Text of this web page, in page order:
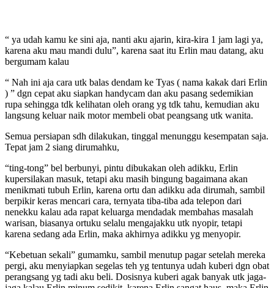
“ ya udah kamu ke sini aja, nanti aku ajarin, kira-kira 1 jam lagi ya,
karena aku mau mandi dulu”, karena saat itu Erlin mau datang, aku
bergumam kalau
“ Nah ini aja cara utk balas dendam ke Tyas ( nama kakak dari Erlin
) ” dgn cepat aku siapkan handycam dan aku pasang sedemikian
rupa sehingga tdk kelihatan oleh orang yg tdk tahu, kemudian aku
langsung keluar naik motor membeli obat peangsang utk wanita.
Semua persiapan sdh dilakukan, tinggal menunggu kesempatan saja.
Tepat jam 2 siang dirumahku,
“ting-tong” bel berbunyi, pintu dibukakan oleh adikku, Erlin
kupersilakan masuk, tetapi aku masih bingung bagaimana akan
menikmati tubuh Erlin, karena ortu dan adikku ada dirumah, sambil
berpikir keras mencari cara, ternyata tiba-tiba ada telepon dari
nenekku kalau ada rapat keluarga mendadak membahas masalah
warisan, biasanya ortuku selalu mengajakku utk nyopir, tetapi
karena sedang ada Erlin, maka akhirnya adikku yg menyopir.
“Kebetuan sekali” gumamku, sambil menutup pagar setelah mereka
pergi, aku menyiapkan segelas teh yg tentunya udah kuberi dgn obat
perangsang yg tadi aku beli. Dosisnya kuberi agak banyak utk jaga-